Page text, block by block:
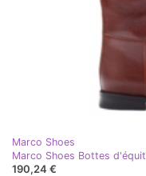
Marco Shoes
Marco Shoes Bottes
190,24 €